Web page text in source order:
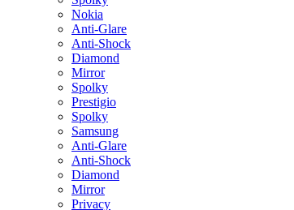
Nokia
Anti-Glare
Anti-Shock
Diamond
Mirror
Spolky
Prestigio
Spolky
Samsung
Anti-Glare
Anti-Shock
Diamond
Mirror
Privacy